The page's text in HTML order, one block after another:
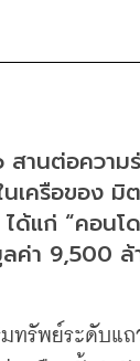
สานต่อควา
นเครือขอ
แก่ “คอนโ
ลค่า 9,500 ล้
รัพย์ระดับแถ